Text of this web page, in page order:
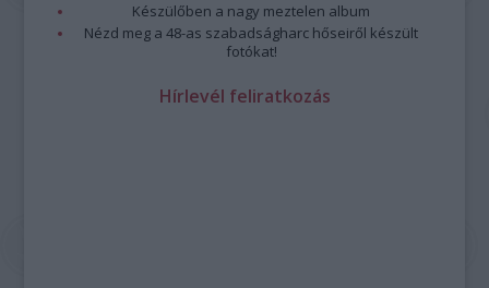
Készülőben a nagy meztelen album
Nézd meg a 48-as szabadságharc hőseiről készült
fotókat!
Hírlevél feliratkozás